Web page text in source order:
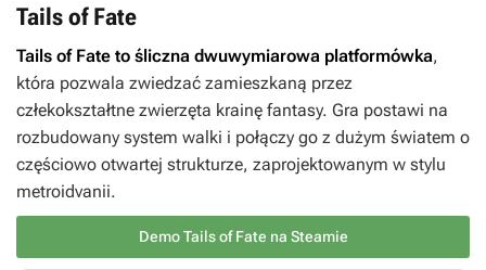
Tails of Fate
Tails of Fate to śliczna dwuwymiarowa platformówka,
która pozwala zwiedzać zamieszkaną przez
człekokształtne zwierzęta krainę fantasy. Gra postawi na
rozbudowany system walki i połączy go z dużym światem o
częściowo otwartej strukturze, zaprojektowanym w stylu
metroidvanii.
Demo Tails of Fate na Steamie